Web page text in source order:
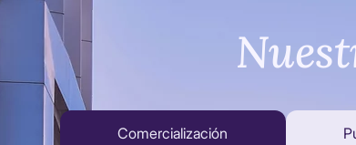
Comercialización